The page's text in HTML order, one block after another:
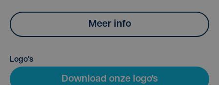
Meer info
Logo's
Download onze logo's